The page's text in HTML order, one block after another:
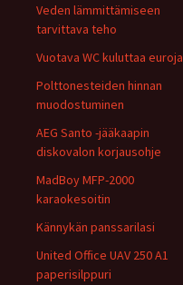
Veden lämmittämiseen
tarvittava teho
Vuotava WC kuluttaa euroja
Polttonesteiden hinnan
muodostuminen
AEG Santo -jääkaapin
diskovalon korjausohje
MadBoy MFP-2000
karaokesoitin
Kännykän panssarilasi
United Office UAV 250 A1
paperisilppuri